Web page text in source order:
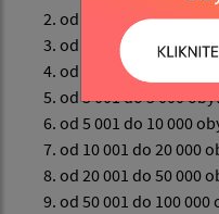
od 41 do 500
od 501 do 1 000
od 1 001 do 3 000
od 3 001 do 5 000
od 5 001 do 10 000
od 10 001 do 20 000
od 20 001 do 50 000
od 50 001 do 100 000